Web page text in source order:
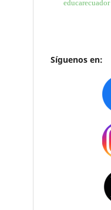
educarecuador
Síguenos en: